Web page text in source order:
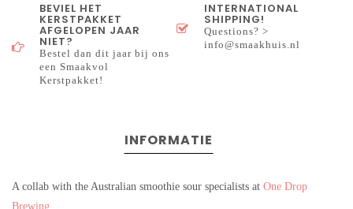
BEVIEL HET
KERSTPAKKET
AFGELOPEN JAAR
NIET?
Bestel dan dit jaar bij ons
een Smaakvol
Kerstpakket!
INTERNATIONAL
SHIPPING!
Questions? >
info@smaakhuis.nl
INFORMATIE
A collab with the Australian smoothie sour specialists at One Drop
Brewing.